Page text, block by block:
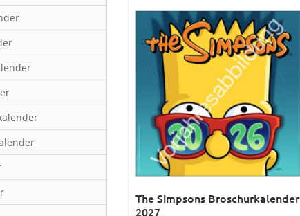
The Simpsons Broschurkalender
2027